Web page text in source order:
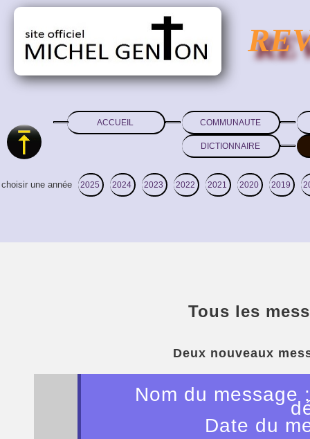
ACCUEIL COMMUNAUTE
DICTIONNAIRE
choisir une année 2025 2024 2023 2022 2021 2020 2019
Tous les
Deux nouveaux
Nom du message
Date du